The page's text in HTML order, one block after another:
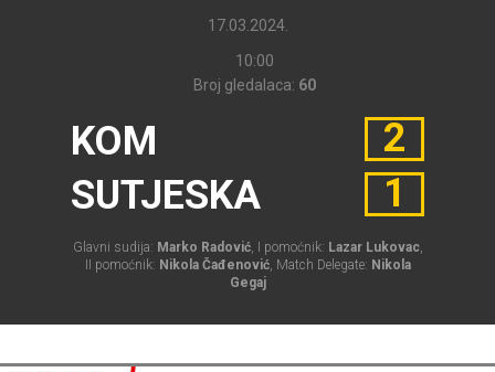
17.03.2024.
10:00
Broj gledalaca: 60
KOM
SUTJESKA
2
1
Glavni sudija: Marko Radović, I pomoćnik: Lazar Lukovac,
II pomoćnik: Nikola Čađenović, Match Delegate: Nikola
Gegaj